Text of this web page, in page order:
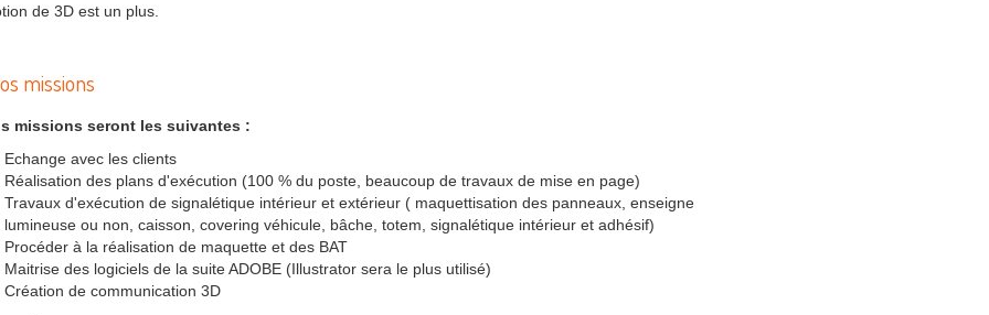
de 3D est un plus.
missions
missions seront les suivantes :
Echange avec les clients
Réalisation des plans d'exécution (100 % du poste, beaucoup de travaux de mise en page)
Travaux d'exécution de signalétique intérieur et extérieur ( maquettisation des panneaux, enseigne
lumineuse ou non, caisson, covering véhicule, bâche, totem, signalétique intérieur et adhésif)
Procéder à la réalisation de maquette et des BAT
Maitrise des logiciels de la suite ADOBE (Illustrator sera le plus utilisé)
Création de communication 3D